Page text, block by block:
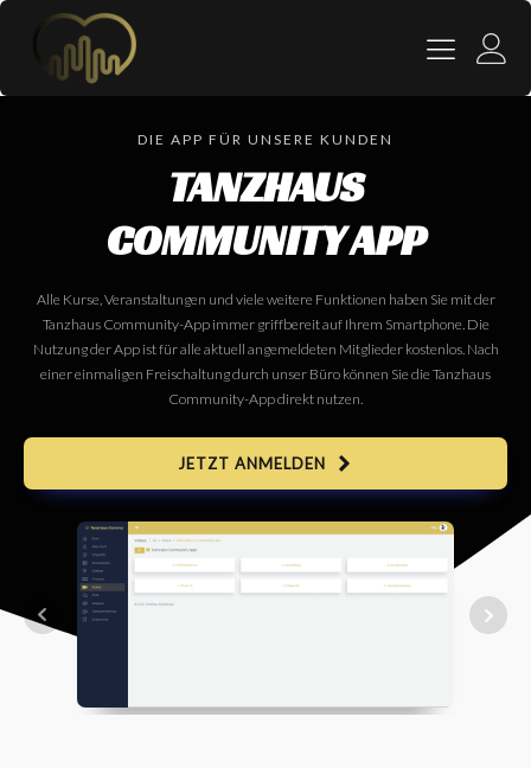
DIE APP FÜR UNSERE KUNDEN
TANZHAUS
COMMUNITY APP
Alle Kurse, Veranstaltungen und viele weitere Funktionen haben Sie mit der
Tanzhaus Community-App immer griffbereit auf Ihrem Smartphone. Die
Nutzung der App ist für alle aktuell angemeldeten Mitglieder kostenlos. Nach
einer einmaligen Freischaltung durch unser Büro können Sie die Tanzhaus
Community-App direkt nutzen.
JETZT ANMELDEN